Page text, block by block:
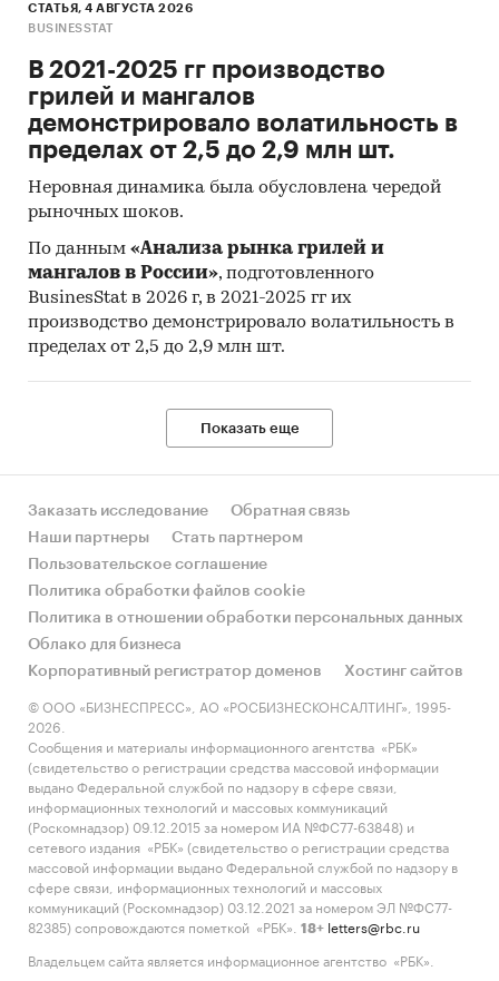
пригодная к дальнейшему использованию
импорте в Россию и экспорте из
Россииметаллической мебели для
общепита. База включает в себя большое число
различных показателей:
Категория продукта
Производитель
Год импорта/экспорта
Месяц импорта/экспорта
Компании получатели и отправители
Страны получатели, отправители и
производители товара
Объем импорта и экспорта в натуральном
выражении
Объем импорта и экспорта в стоимостном
выражении
Содержащиеся в базе данных сведения
позволят Вам самостоятельно выполнить
включены в отчет.
Промышленность / Мебельное
производство / Мебель для HoReCa
Россия
Мебель
СТАТЬЯ, 4 АВГУСТА 2026
BUSINESSTAT
В 2021-2025 гг производство
грилей и мангалов
демонстрировало волатильность в
пределах от 2,5 до 2,9 млн шт.
Неровная динамика была обусловлена чередой
рыночных шоков.
По данным «Анализа рынка грилей и
мангалов в России», подготовленного
BusinesStat в 2026 г, в 2021-2025 гг их
производство демонстрировало волатильность в
пределах от 2,5 до 2,9 млн шт.
Показать еще
Заказать исследование
Обратная связь
Наши партнеры
Стать партнером
Пользовательское соглашение
Политика обработки файлов cookie
Политика в отношении обработки персональных данных
Облако для бизнеса
Корпоративный регистратор доменов
Хостинг сайтов
© ООО «БИЗНЕСПРЕСС», АО «РОСБИЗНЕСКОНСАЛТИНГ», 1995-
2026.
Сообщения и материалы информационного агентства «РБК»
(свидетельство о регистрации средства массовой информации
выдано Федеральной службой по надзору в сфере связи,
информационных технологий и массовых коммуникаций
(Роскомнадзор) 09.12.2015 за номером ИА №ФС77-63848) и
сетевого издания «РБК» (свидетельство о регистрации средства
массовой информации выдано Федеральной службой по надзору в
сфере связи, информационных технологий и массовых
коммуникаций (Роскомнадзор) 03.12.2021 за номером ЭЛ №ФС77-
82385) сопровождаются пометкой «РБК».
18+ letters@rbc.ru
Владельцем сайта является информационное агентство «РБК».